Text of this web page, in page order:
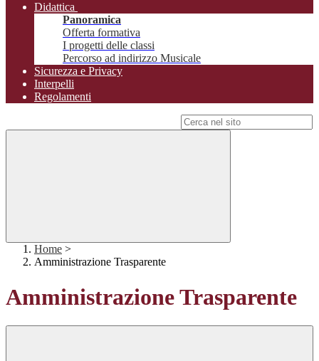
Didattica
Panoramica
Offerta formativa
I progetti delle classi
Percorso ad indirizzo Musicale
Sicurezza e Privacy
Interpelli
Regolamenti
Home >
Amministrazione Trasparente
Amministrazione Trasparente